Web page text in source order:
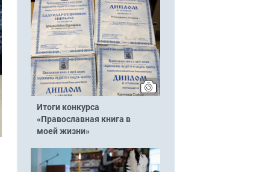
Итоги конкурса
«Православная книга в
моей жизни»